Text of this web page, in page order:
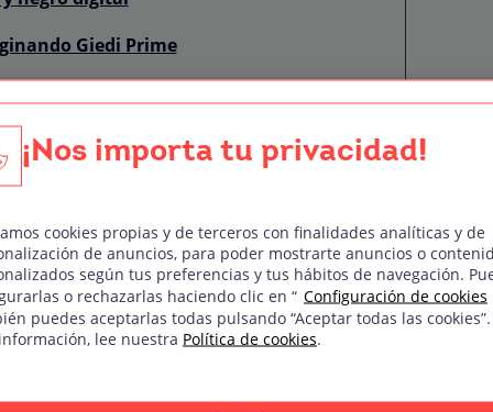
Giedi Prime
alienígena
cultura ajena
a la pantalla
en blanco y negro en Dune: parte 2
¡Nos importa tu privacidad!
cookies propias y de terceros con finalidades analíticas y de
de anuncios, para poder mostrarte anuncios o
según tus preferencias y tus hábitos de navegación.
o rechazarlas haciendo clic en “ Configuración de cookies
puedes aceptarlas todas pulsando “Aceptar todas las
lee nuestra Política de cookies.